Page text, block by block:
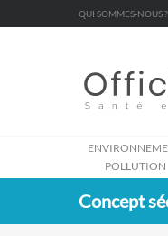
QUI SOMMES-NOUS ?
POLLUTION
Concept
Cookies management panel